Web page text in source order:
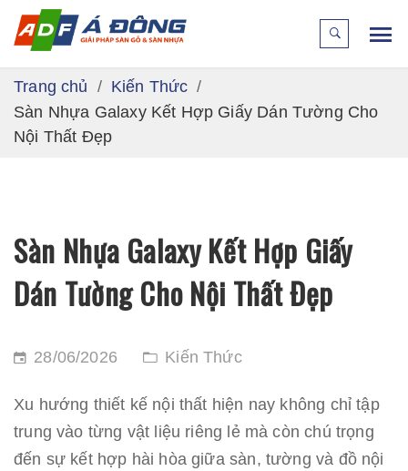
Trang chủ
Kiến Thức
Sàn Nhựa Galaxy Kết Hợp Giấy Dán Tường Cho
Nội Thất Đẹp
Sàn Nhựa Galaxy Kết Hợp Giấy
Dán Tường Cho Nội Thất Đẹp
28/06/2026 Kiến Thức
Xu hướng thiết kế nội thất hiện nay không chỉ tập
trung vào từng vật liệu riêng lẻ mà còn chú trọng
đến sự kết hợp hài hòa giữa sàn, tường và đồ nội